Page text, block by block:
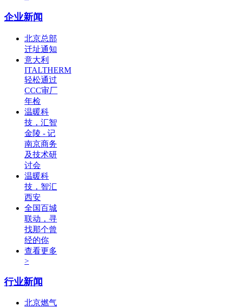
企业新闻
北京总部
迁址通知
意大利
ITALTHERM
轻松通过
CCC审厂
年检
温暖科
技，汇智
金陵 - 记
南京商务
及技术研
讨会
温暖科
技，智汇
西安
全国百城
联动，寻
找那个曾
经的你
查看更多
>
行业新闻
北京燃气